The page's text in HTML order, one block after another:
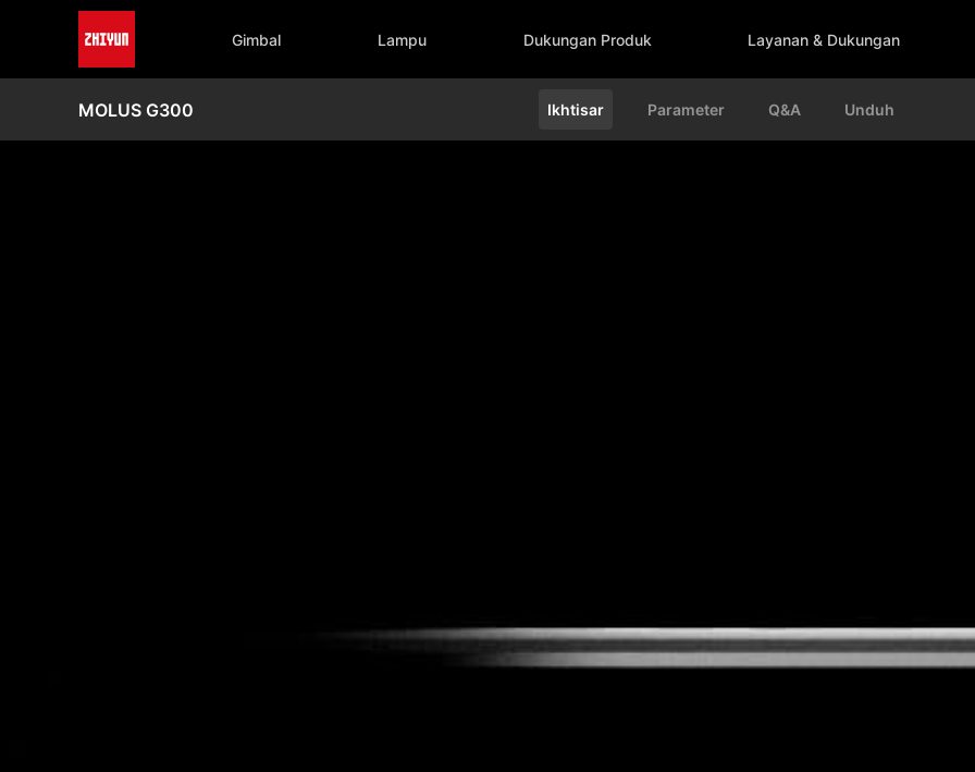
Gimbal Lampu Dukungan Produk Layanan & Dukungan
MOLUS G300 Ikhtisar Parameter Q&A Unduh